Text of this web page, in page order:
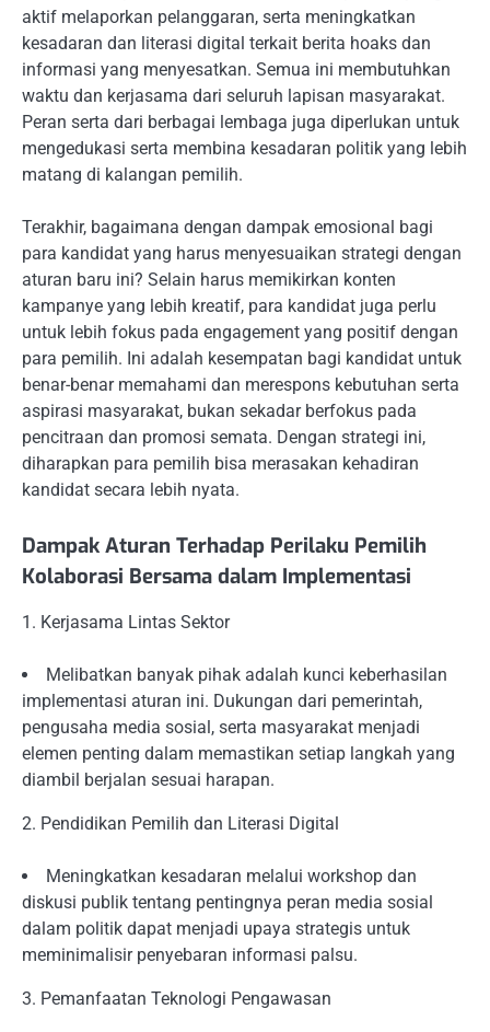
aktif melaporkan pelanggaran, serta meningkatkan
kesadaran dan literasi digital terkait berita hoaks dan
informasi yang menyesatkan. Semua ini membutuhkan
waktu dan kerjasama dari seluruh lapisan masyarakat.
Peran serta dari berbagai lembaga juga diperlukan untuk
mengedukasi serta membina kesadaran politik yang lebih
matang di kalangan pemilih.
Terakhir, bagaimana dengan dampak emosional bagi
para kandidat yang harus menyesuaikan strategi dengan
aturan baru ini? Selain harus memikirkan konten
kampanye yang lebih kreatif, para kandidat juga perlu
untuk lebih fokus pada engagement yang positif dengan
para pemilih. Ini adalah kesempatan bagi kandidat untuk
benar-benar memahami dan merespons kebutuhan serta
aspirasi masyarakat, bukan sekadar berfokus pada
pencitraan dan promosi semata. Dengan strategi ini,
diharapkan para pemilih bisa merasakan kehadiran
kandidat secara lebih nyata.
Dampak Aturan Terhadap Perilaku Pemilih
Kolaborasi Bersama dalam Implementasi
1. Kerjasama Lintas Sektor
Melibatkan banyak pihak adalah kunci keberhasilan
implementasi aturan ini. Dukungan dari pemerintah,
pengusaha media sosial, serta masyarakat menjadi
elemen penting dalam memastikan setiap langkah yang
diambil berjalan sesuai harapan.
2. Pendidikan Pemilih dan Literasi Digital
Meningkatkan kesadaran melalui workshop dan
diskusi publik tentang pentingnya peran media sosial
dalam politik dapat menjadi upaya strategis untuk
meminimalisir penyebaran informasi palsu.
3. Pemanfaatan Teknologi Pengawasan